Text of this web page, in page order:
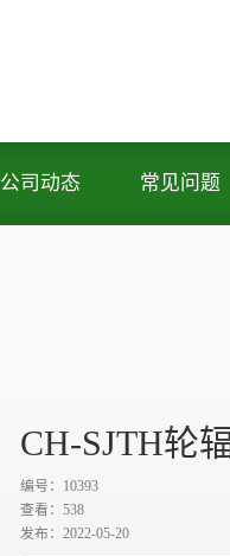
公司动态 常见问题
CH-SJTH轮
编号：10393
查看： 538
发布：2022-05-20